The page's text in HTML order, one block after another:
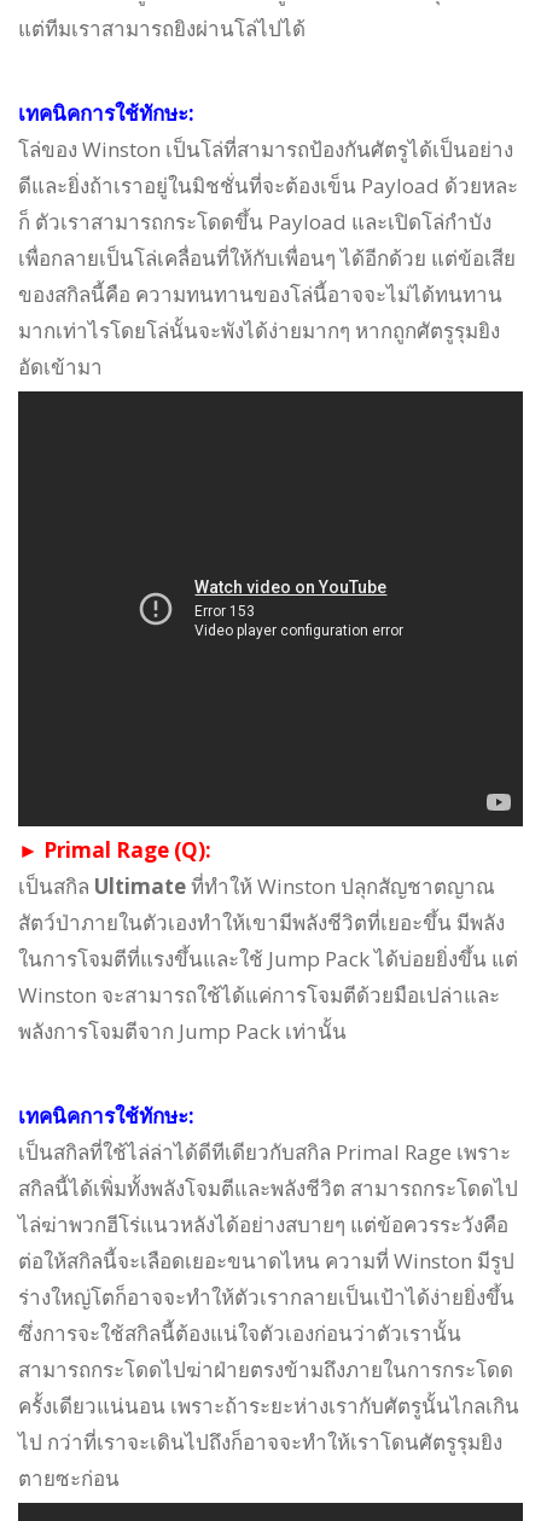
แต่ทีมเราสามารถยิงผ่านโล่ไปได้
เทคนิคการใช้ทักษะ:
โล่ของ Winston เป็นโล่ที่สามารถป้องกันศัตรูได้เป็นอย่าง
ดีและยิ่งถ้าเราอยู่ในมิชชั่นที่จะต้องเข็น Payload ด้วยหละ
ก็ ตัวเราสามารถกระโดดขึ้น Payload และเปิดโล่กำบัง
เพื่อกลายเป็นโล่เคลื่อนที่ให้กับเพื่อนๆ ได้อีกด้วย แต่ข้อเสีย
ของสกิลนี้คือ ความทนทานของโล่นี้อาจจะไม่ได้ทนทาน
มากเท่าไรโดยโล่นั้นจะพังได้ง่ายมากๆ หากถูกศัตรูรุมยิง
อัดเข้ามา
► Primal Rage (Q):
เป็นสกิล Ultimateที่ทำให้ Winston ปลุกสัญชาตญาณ
สัตว์ป่าภายในตัวเองทำให้เขามีพลังชีวิตที่เยอะขึ้น มีพลัง
ในการโจมตีที่แรงขึ้นและใช้ Jump Pack ได้บ่อยยิ่งขึ้น แต่
Winston จะสามารถใช้ได้แค่การโจมตีด้วยมือเปล่าและ
พลังการโจมตีจาก Jump Pack เท่านั้น
เทคนิคการใช้ทักษะ:
เป็นสกิลที่ใช้ไล่ล่าได้ดีทีเดียวกับสกิล Primal Rage เพราะ
สกิลนี้ได้เพิ่มทั้งพลังโจมตีและพลังชีวิต สามารถกระโดดไป
ไล่ฆ่าพวกฮีโร่แนวหลังได้อย่างสบายๆ แต่ข้อควรระวังคือ
ต่อให้สกิลนี้จะเลือดเยอะขนาดไหน ความที่ Winston มีรูป
ร่างใหญ่โตก็อาจจะทำให้ตัวเรากลายเป็นเป้าได้ง่ายยิ่งขึ้น
ซึ่งการจะใช้สกิลนี้ต้องแน่ใจตัวเองก่อนว่าตัวเรานั้น
สามารถกระโดดไปฆ่าฝ่ายตรงข้ามถึงภายในการกระโดด
ครั้งเดียวแน่นอน เพราะถ้าระยะห่างเรากับศัตรูนั้นไกลเกิน
ไป กว่าที่เราจะเดินไปถึงก็อาจจะทำให้เราโดนศัตรูรุมยิง
ตายซะก่อน